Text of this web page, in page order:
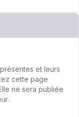
et leurs
cette page
ne sera publiée